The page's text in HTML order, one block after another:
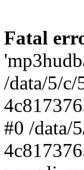
Fatal
/data/5/c/
#0 /data/